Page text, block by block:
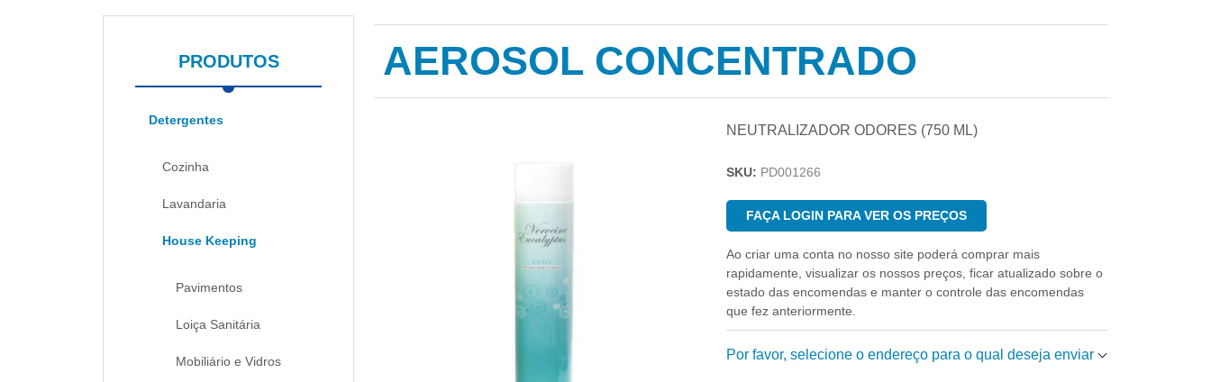
PRODUTOS
Detergentes
Cozinha
Lavandaria
House Keeping
Pavimentos
Loiça Sanitária
Mobiliário e Vidros
AEROSOL CONCENTRADO
NEUTRALIZADOR ODORES (750 ML)
SKU: PD001266
FAÇA LOGIN PARA VER OS PREÇOS
Ao criar uma conta no nosso site poderá comprar mais
rapidamente, visualizar os nossos preços, ficar atualizado sobre o
estado das encomendas e manter o controle das encomendas
que fez anteriormente.
Por favor, selecione o endereço para o qual deseja enviar